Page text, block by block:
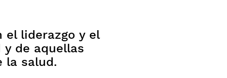
el liderazgo y el
de aquellas
la salud.